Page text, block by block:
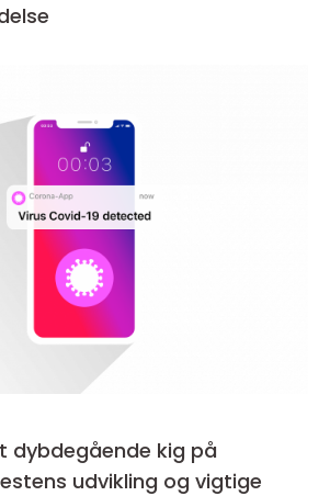
dybdegående kig på
udvikling og vigtige